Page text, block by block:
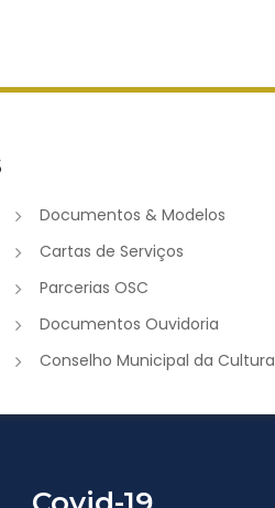
Documentos & Modelos
Cartas de Serviços
Parcerias OSC
Documentos Ouvidoria
Conselho Municipal da Cultura